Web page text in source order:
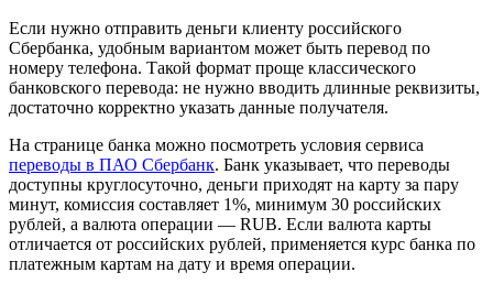
Если нужно отправить деньги клиенту российского
Сбербанка, удобным вариантом может быть перевод по
номеру телефона. Такой формат проще классического
банковского перевода: не нужно вводить длинные реквизиты,
достаточно корректно указать данные получателя.
На странице банка можно посмотреть условия сервиса
переводы в ПАО Сбербанк. Банк указывает, что переводы
доступны круглосуточно, деньги приходят на карту за пару
минут, комиссия составляет 1%, минимум 30 российских
рублей, а валюта операции — RUB. Если валюта карты
отличается от российских рублей, применяется курс банка по
платежным картам на дату и время операции.